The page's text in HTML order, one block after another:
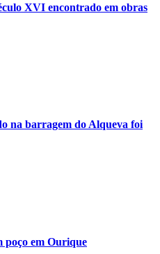
XVI encontrado em obras
na barragem do Alqueva foi
poço em Ourique